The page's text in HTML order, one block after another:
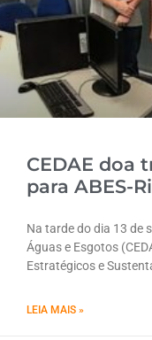
CEDAE doa
para ABES-
Na tarde do dia 13 de
Águas e Esgotos
Estratégicos e
LEIA MAIS »